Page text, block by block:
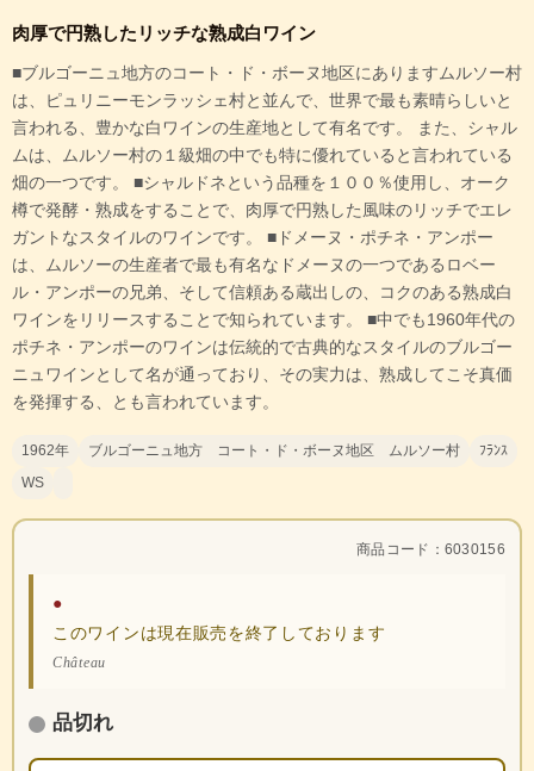
肉厚で円熟したリッチな熟成白ワイン
■ブルゴーニュ地方のコート・ド・ボーヌ地区にありますムルソー村
は、ピュリニーモンラッシェ村と並んで、世界で最も素晴らしいと
言われる、豊かな白ワインの生産地として有名です。 また、シャル
ムは、ムルソー村の１級畑の中でも特に優れていると言われている
畑の一つです。 ■シャルドネという品種を１００％使用し、オーク
樽で発酵・熟成をすることで、肉厚で円熟した風味のリッチでエレ
ガントなスタイルのワインです。 ■ドメーヌ・ポチネ・アンポー
は、ムルソーの生産者で最も有名なドメーヌの一つであるロベー
ル・アンポーの兄弟、そして信頼ある蔵出しの、コクのある熟成白
ワインをリリースすることで知られています。 ■中でも1960年代の
ポチネ・アンポーのワインは伝統的で古典的なスタイルのブルゴー
ニュワインとして名が通っており、その実力は、熟成してこそ真価
を発揮する、とも言われています。
1962年 ブルゴーニュ地方 コート・ド・ボーヌ地区 ムルソー村
ﾌﾗﾝｽ
WS
商品コード：6030156
●
このワインは現在販売を終了しております
Château
品切れ